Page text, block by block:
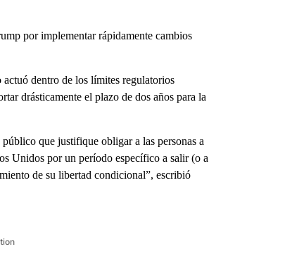
por implementar rápidamente cambios
dentro de los límites regulatorios
drásticamente el plazo de dos años para la
que justifique obligar a las personas a
Unidos por un período específico a salir (o a
de su libertad condicional”, escribió